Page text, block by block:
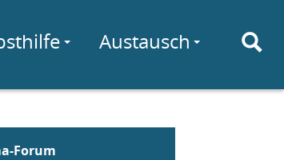
Austausch
Forum